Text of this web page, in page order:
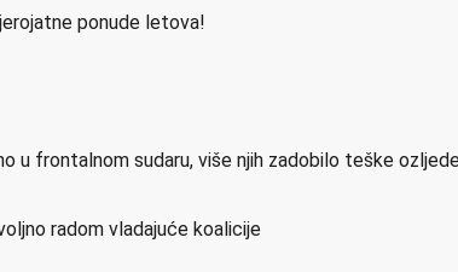
ponude letova!
u frontalnom sudaru, više njih zadobilo teške
radom vladajuće koalicije